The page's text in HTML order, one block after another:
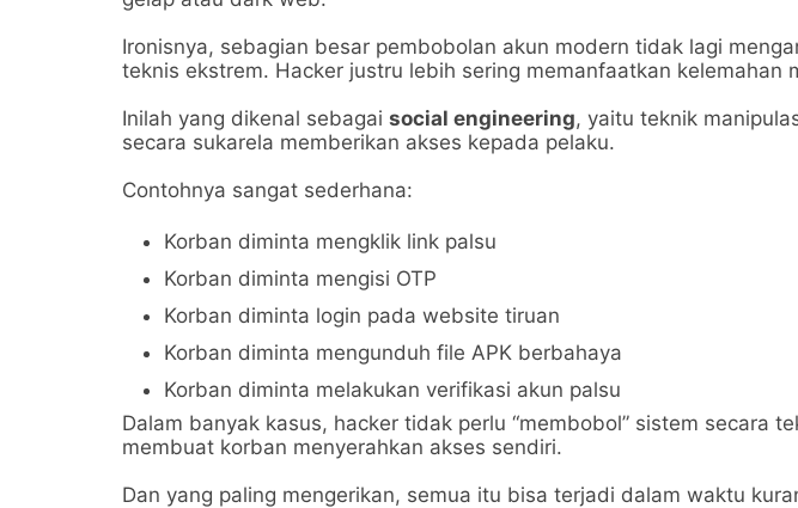
Ironisnya, sebagian besar pembobolan akun modern tidak lagi
teknis ekstrem. Hacker justru lebih sering memanfaatkan kelemahan
Inilah yang dikenal sebagai social engineering, yaitu teknik
secara sukarela memberikan akses kepada pelaku.
Contohnya sangat sederhana:
Korban diminta mengklik link palsu
Korban diminta mengisi OTP
Korban diminta login pada website tiruan
Korban diminta mengunduh file APK berbahaya
Korban diminta melakukan verifikasi akun palsu
Dalam banyak kasus, hacker tidak perlu “membobol” sistem secara
membuat korban menyerahkan akses sendiri.
Dan yang paling mengerikan, semua itu bisa terjadi dalam waktu